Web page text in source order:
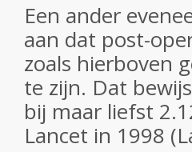
Een ander
aan dat post-
zoals hierboven
te zijn. Dat
bij maar liefst
Lancet in 1998